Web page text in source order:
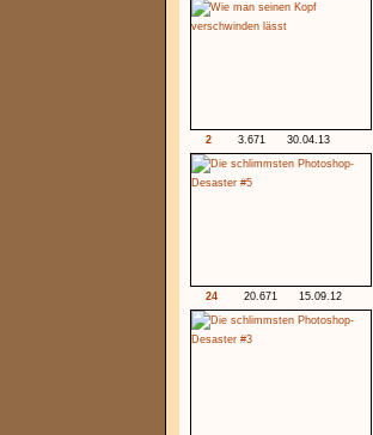
2 3.671 30.04.13
24 20.671 15.09.12